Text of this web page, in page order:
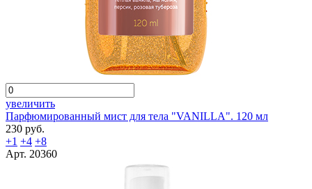
увеличить
Парфюмированный мист для тела "VANILLA". 120 мл
230 руб.
+1 +4 +8
Арт. 20360